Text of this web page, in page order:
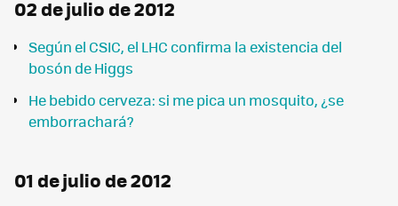
02 de julio de 2012
Según el CSIC, el LHC confirma la existencia del
bosón de Higgs
He bebido cerveza: si me pica un mosquito, ¿se
emborrachará?
01 de julio de 2012